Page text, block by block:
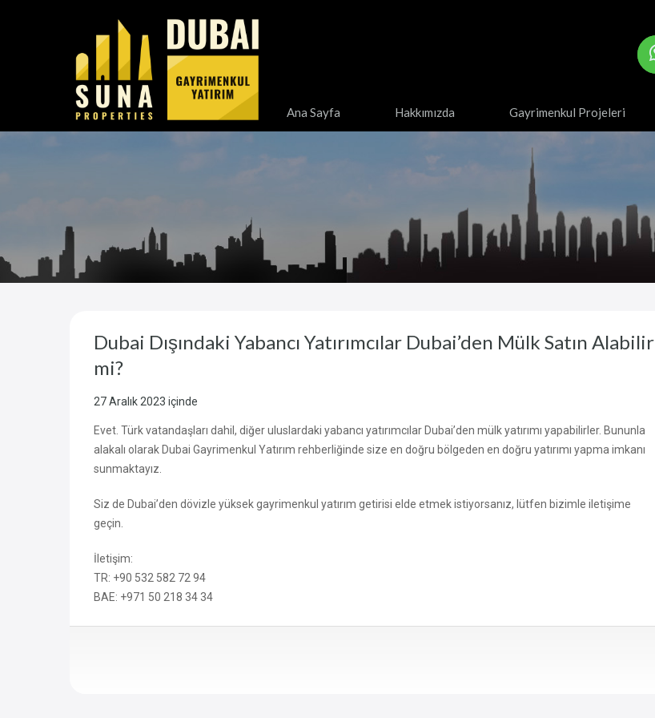
Ana Sayfa Hakkımızda Gayrimenkul Projeleri
Dubai Dışındaki Yabancı Yatırımcılar Dubai’den Mülk Satın Alabilir
mi?
27 Aralık 2023 içinde
Evet. Türk vatandaşları dahil, diğer uluslardaki yabancı yatırımcılar Dubai’den mülk yatırımı yapabilirler. Bununla
alakalı olarak Dubai Gayrimenkul Yatırım rehberliğinde size en doğru bölgeden en doğru yatırımı yapma imkanı
sunmaktayız.
Siz de Dubai’den dövizle yüksek gayrimenkul yatırım getirisi elde etmek istiyorsanız, lütfen bizimle iletişime
geçin.
İletişim:
TR: +90 532 582 72 94
BAE: +971 50 218 34 34